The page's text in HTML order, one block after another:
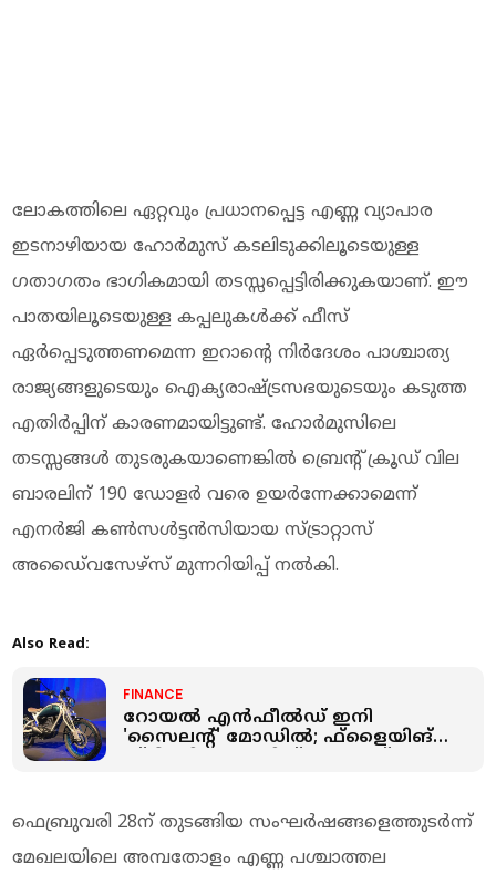
ലോകത്തിലെ ഏറ്റവും പ്രധാനപ്പെട്ട എണ്ണ വ്യാപാര
ഇടനാഴിയായ ഹോര്‍മുസ് കടലിടുക്കിലൂടെയുള്ള
ഗതാഗതം ഭാഗികമായി തടസ്സപ്പെട്ടിരിക്കുകയാണ്. ഈ
പാതയിലൂടെയുള്ള കപ്പലുകള്‍ക്ക് ഫീസ്
ഏര്‍പ്പെടുത്തണമെന്ന ഇറാന്റെ നിര്‍ദേശം പാശ്ചാത്യ
രാജ്യങ്ങളുടെയും ഐക്യരാഷ്ട്രസഭയുടെയും കടുത്ത
എതിര്‍പ്പിന് കാരണമായിട്ടുണ്ട്. ഹോര്‍മുസിലെ
തടസ്സങ്ങള്‍ തുടരുകയാണെങ്കില്‍ ബ്രെന്റ് ക്രൂഡ് വില
ബാരലിന് 190 ഡോളര്‍ വരെ ഉയര്‍ന്നേക്കാമെന്ന്
എനര്‍ജി കണ്‍സള്‍ട്ടന്‍സിയായ സ്ട്രാറ്റാസ്
അഡൈ്വസേഴ്സ് മുന്നറിയിപ്പ് നല്‍കി.
Also Read:
FINANCE
റോയല്‍ എന്‍ഫീല്‍ഡ് ഇനി
'സൈലന്റ്' മോഡില്‍; ഫ്‌ളൈയിങ്
ഫെബ്രുവരി 28ന് തുടങ്ങിയ സംഘര്‍ഷങ്ങളെത്തുടര്‍ന്ന്
മേഖലയിലെ അമ്പതോളം എണ്ണ പശ്ചാത്തല